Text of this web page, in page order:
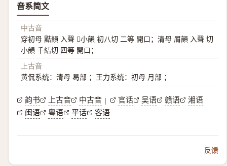
音系简文
中古音
穿初母 黠韻 入聲 𪙻小韻 初八切 二等 開口；清母 屑韻 入聲 切
小韻 千結切 四等 開口；
上古音
黄侃系统：清母 曷部 ；王力系统：初母 月部 ；
韵书 上古音 中古音 | 官话 吴语 赣语
湘语
闽语
粤语 平话 客语
反馈